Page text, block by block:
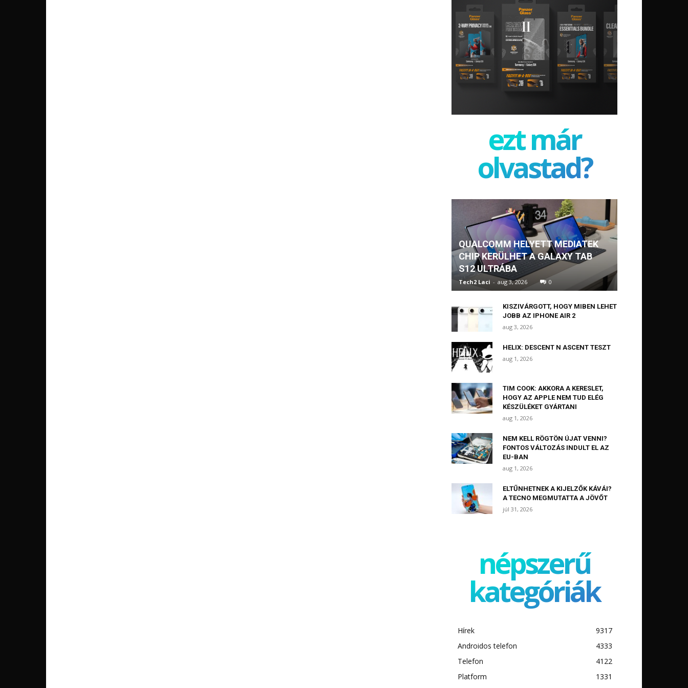
ezt már
olvastad?
QUALCOMM HELYETT MEDIATEK
CHIP KERÜLHET A GALAXY TAB
S12 ULTRÁBA
Tech2 Laci - aug 3, 2026 0
KISZIVÁRGOTT, HOGY MIBEN LEHET
JOBB AZ IPHONE AIR 2
aug 3, 2026
HELIX: DESCENT N ASCENT TESZT
aug 1, 2026
TIM COOK: AKKORA A KERESLET,
HOGY AZ APPLE NEM TUD ELÉG
KÉSZÜLÉKET GYÁRTANI
aug 1, 2026
NEM KELL RÖGTÖN ÚJAT VENNI?
FONTOS VÁLTOZÁS INDULT EL AZ
EU-BAN
aug 1, 2026
ELTŰNHETNEK A KIJELZŐK KÁVÁI?
A TECNO MEGMUTATTA A JÖVŐT
júl 31, 2026
népszerű
kategóriák
Hírek
9317
Androidos telefon
4333
Telefon
4122
Platform
1331